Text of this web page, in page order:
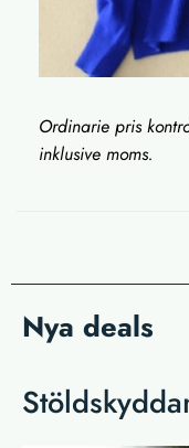
Ordinarie pris
inklusive moms.
Nya deals